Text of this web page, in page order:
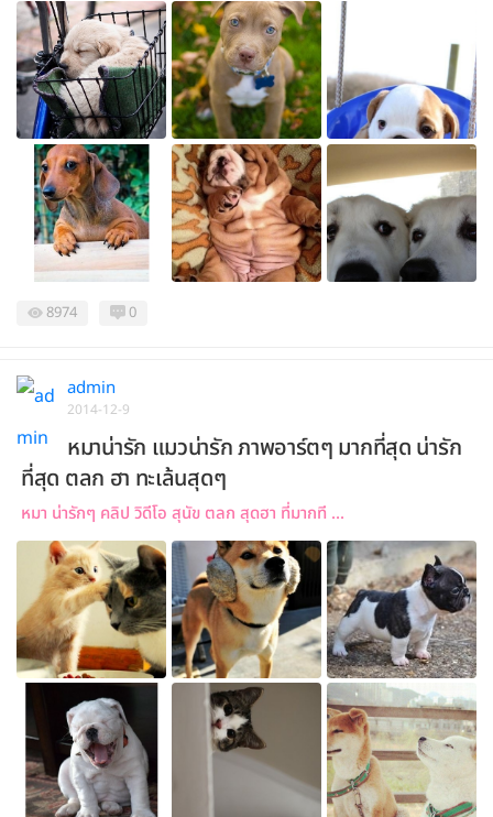
8974 0
admin
2014-12-9
หมาน่ารัก แมวน่ารัก ภาพอาร์ตๆ มากที่สุด น่ารัก
ที่สุด ตลก ฮา ทะเล้นสุดๆ
หมา น่ารักๆ คลิป วิดีโอ สุนัข ตลก สุดฮา ที่มากที ...